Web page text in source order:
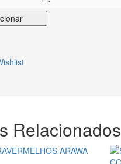
Relacionados